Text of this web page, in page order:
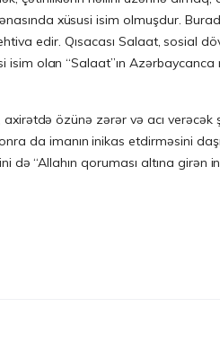
xüsusi isim olmuşdur.
edir. Qısacası Salaat, sosial
olan “Salaat”ın
özünə zərər və acı
da imanın inikas etdirməsini
də “Allahın qoruması altına